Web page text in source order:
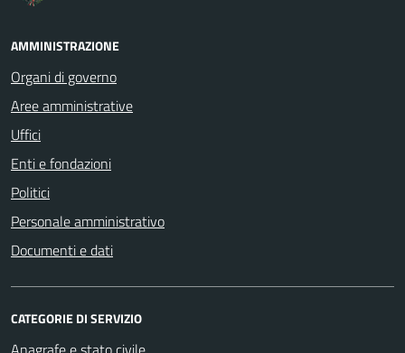
AMMINISTRAZIONE
Organi di governo
Aree amministrative
Uffici
Enti e fondazioni
Politici
Personale amministrativo
Documenti e dati
CATEGORIE DI SERVIZIO